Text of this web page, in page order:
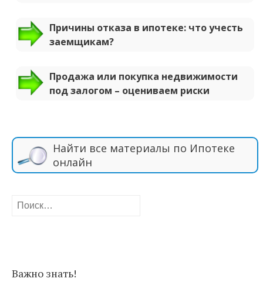
Причины отказа в ипотеке: что учесть
заемщикам?
Продажа или покупка недвижимости
под залогом – оцениваем риски
Найти все материалы по Ипотеке
онлайн
Найти:
Важно знать!